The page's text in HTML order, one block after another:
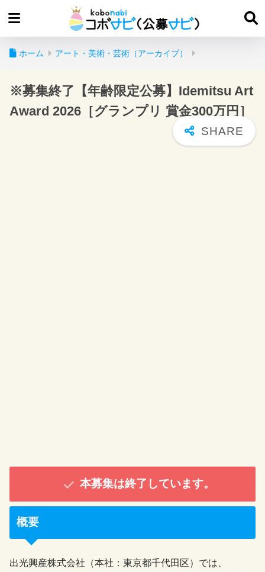
ホーム アート・美術・芸術（アーカイブ）
※募集終了【年齢限定公募】Idemitsu Art
Award 2026［グランプリ 賞金300万円］
本募集は終了しています。
概要
出光興産株式会社（本社：東京都千代田区）では、